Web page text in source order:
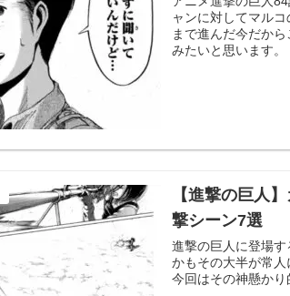
ャンに対してマル
まで進んだ今だか
みたいと思います。
【進撃の巨人
撃シーン7選
進撃の巨人に登場
かもその大半が常人
今回はその神懸かり